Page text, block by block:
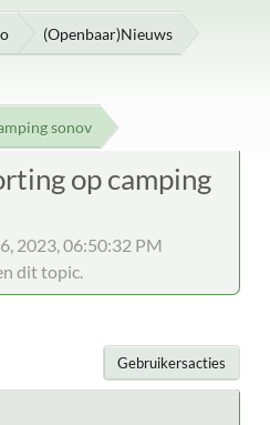
(Openbaar)Nieuws
sonov
op camping
2023, 06:50:32 PM
dit topic.
Gebruikersacties